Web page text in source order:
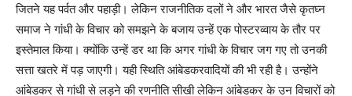
जितने यह पर्वत और पहाड़ी। लेकिन राजनीतिक दलों ने और भारत जैसे कृतघ्न
समाज ने गांधी के विचार को समझने के बजाय उन्हें एक पोस्टरव्वाय के तौर पर
इस्तेमाल किया। क्योंकि उन्हें डर था कि अगर गांधी के विचार जग गए तो उनकी
सत्ता खतरे में पड़ जाएगी। यही स्थिति आंबेडकरवादियों की भी रही है। उन्होंने
आंबेडकर से गांधी से लड़ने की रणनीति सीखी लेकिन आंबेडकर के उन विचारों को